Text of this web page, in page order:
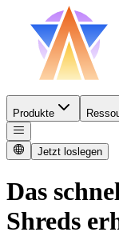
Produkte
Jetzt loslegen
Das
Shreds